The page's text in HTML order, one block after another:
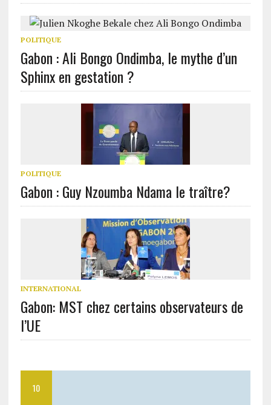
POLITIQUE
Gabon : Ali Bongo Ondimba, le mythe d’un
Sphinx en gestation ?
POLITIQUE
Gabon : Guy Nzoumba Ndama le traître?
INTERNATIONAL
Gabon: MST chez certains observateurs de
l’UE
10